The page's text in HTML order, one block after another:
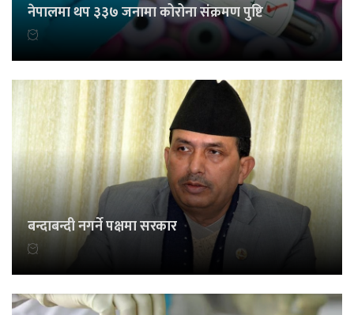
नेपालमा थप ३३७ जनामा कोरोना संक्रमण पुष्टि
बन्दाबन्दी नगर्ने पक्षमा सरकार